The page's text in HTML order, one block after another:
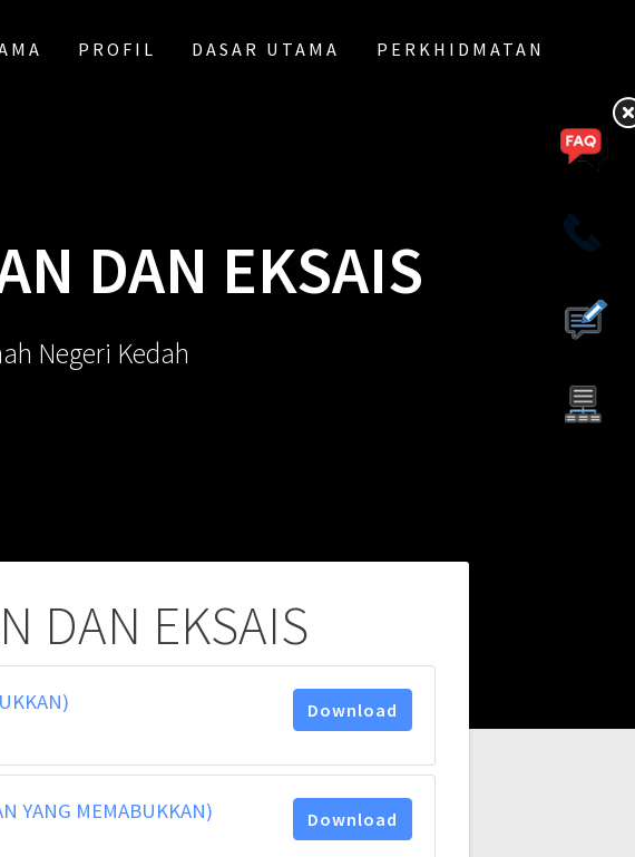
PROFIL DASAR UTAMA PERKHIDMATAN
DAN EKSAIS
Negeri Kedah
DAN EKSAIS
Download
YANG MEMABUKKAN) Download